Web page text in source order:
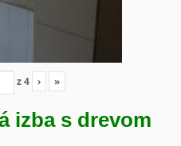
z4 › »
izba s drevom